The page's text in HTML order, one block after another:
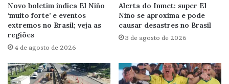
Novo boletim indica El Niño
‘muito forte’ e eventos
extremos no Brasil; veja as
regiões
4 de agosto de 2026
Alerta do Inmet: super El
Niño se aproxima e pode
causar desastres no Brasil
3 de agosto de 2026